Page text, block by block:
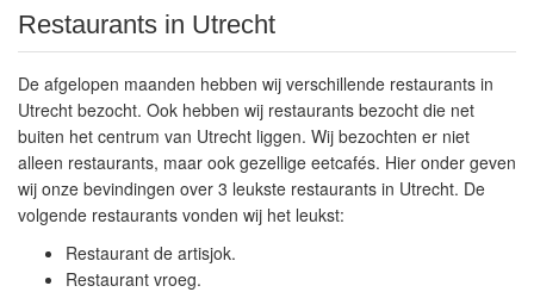
Restaurants in Utrecht
De afgelopen maanden hebben wij verschillende restaurants in
Utrecht bezocht. Ook hebben wij restaurants bezocht die net
buiten het centrum van Utrecht liggen. Wij bezochten er niet
alleen restaurants, maar ook gezellige eetcafés. Hier onder geven
wij onze bevindingen over 3 leukste restaurants in Utrecht. De
volgende restaurants vonden wij het leukst:
Restaurant de artisjok.
Restaurant vroeg.